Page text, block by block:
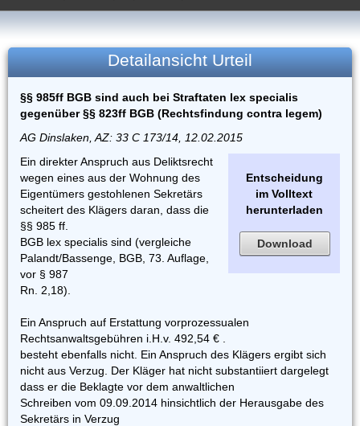
Detailansicht Urteil
§§ 985ff BGB sind auch bei Straftaten lex specialis
gegenüber §§ 823ff BGB (Rechtsfindung contra legem)
AG Dinslaken, AZ: 33 C 173/14, 12.02.2015
Entscheidung
im Volltext
herunterladen
Download
Ein direkter Anspruch aus Deliktsrecht
wegen eines aus der Wohnung des
Eigentümers gestohlenen Sekretärs
scheitert des Klägers daran, dass die
§§ 985 ff.
BGB lex specialis sind (vergleiche
Palandt/Bassenge, BGB, 73. Auflage,
vor § 987
Rn. 2,18).
Ein Anspruch auf Erstattung vorprozessualen
Rechtsanwaltsgebühren i.H.v. 492,54 € .
besteht ebenfalls nicht. Ein Anspruch des Klägers ergibt sich
nicht aus Verzug. Der Kläger hat nicht substantiiert dargelegt
dass er die Beklagte vor dem anwaltlichen
Schreiben vom 09.09.2014 hinsichtlich der Herausgabe des
Sekretärs in Verzug